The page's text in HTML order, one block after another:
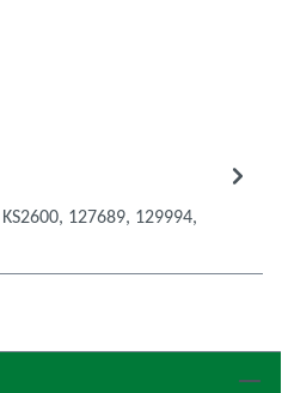
127689, 129994,